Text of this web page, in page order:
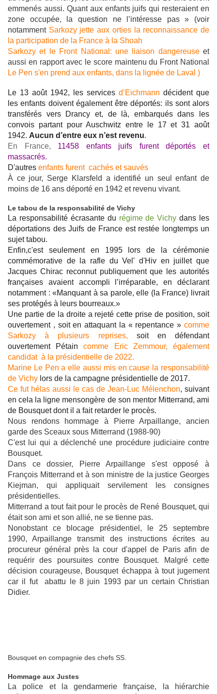
emmenés aussi. Quant aux enfants juifs qui resteraient en
zone occupée, la question ne l’intéresse pas » (voir
notamment Sarkozy jette aux orties la reconnaissance de
la participation de la France à la Shoah
Sarkozy et le Front National: une liaison dangereuseet
aussi en rapport avec le score maintenu du Front National
Le Pen s'en prend aux enfants, dans la lignée de Laval )
Le 13 août 1942, les services d’Eichmann décident que
les enfants doivent également être déportés: ils sont alors
transférés vers Drancy et, de là, embarqués dans les
convois partant pour Auschwitz entre le 17 et 31 août
1942. Aucun d’entre eux n’est revenu.
En France, 11458 enfants juifs furent déportés et
massacrés.
D'autres enfants furent cachés et sauvés
À ce jour, Serge Klarsfeld a identifié un seul enfant de
moins de 16 ans déporté en 1942 et revenu vivant.
Le tabou de la responsabilité de Vichy
La responsabilité écrasante du régime de Vichy dans les
déportations des Juifs de France est restée longtemps un
sujet tabou.
Enfin,c'est seulement en 1995 lors de la cérémonie
commémorative de la rafle du Vel' d'Hiv en juillet que
Jacques Chirac reconnut publiquement que les autorités
françaises avaient accompli l’irréparable, en déclarant
notamment : «Manquant à sa parole, elle (la France) livrait
ses protégés à leurs bourreaux.»
Une partie de la droite a rejeté cette prise de position, soit
ouvertement , soit en attaquant la « repentance » comme
Sarkozy à plusieurs reprises, soit en défendant
ouvertement Pétaincomme Eric Zemmour, également
candidat à la présidentielle de 2022.
Marine Le Pen a elle aussi mis en cause la responsabilité
de Vichy lors de la campagne présidentielle de 2017.
Ce fut hélas aussi le cas de Jean-Luc Mélenchon, suivant
en cela la ligne mensongère de son mentor Mitterrand, ami
de Bousquet dont il a fait retarder le procès.
Nous rendons hommage à Pierre Arpaillange, ancien
garde des Sceaux sous Mitterrand (1988-90)
C'est lui qui a déclenché une procédure judiciaire contre
Bousquet.
Dans ce dossier, Pierre Arpaillange s'est opposé à
François Mitterrand et à son ministre de la justice Georges
Kiejman, qui appliquait servilement les consignes
présidentielles.
Mitterrand a tout fait pour le procès de René Bousquet, qui
était son ami et son allié, ne se tienne pas.
Nonobstant ce blocage présidentiel, le 25 septembre
1990, Arpaillange transmit des instructions écrites au
procureur général près la cour d'appel de Paris afin de
requérir des poursuites contre Bousquet. Malgré cette
décision courageuse, Bousquet échappa à tout jugement
car il fut abattu le 8 juin 1993 par un certain Christian
Didier.
Bousquet en compagnie des chefs SS.
Hommage aux Justes
La police et la gendarmerie française, la hiérarchie